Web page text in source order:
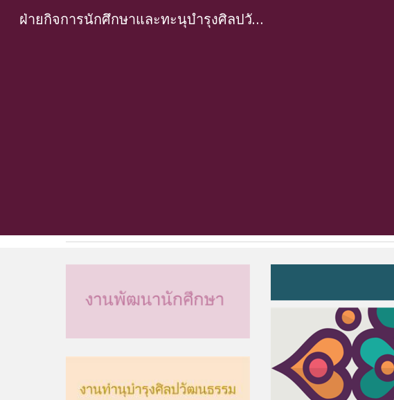
ฝ่ายกิจการนักศึกษาและทะนุบำรุงศิลปวัฒนธรรม